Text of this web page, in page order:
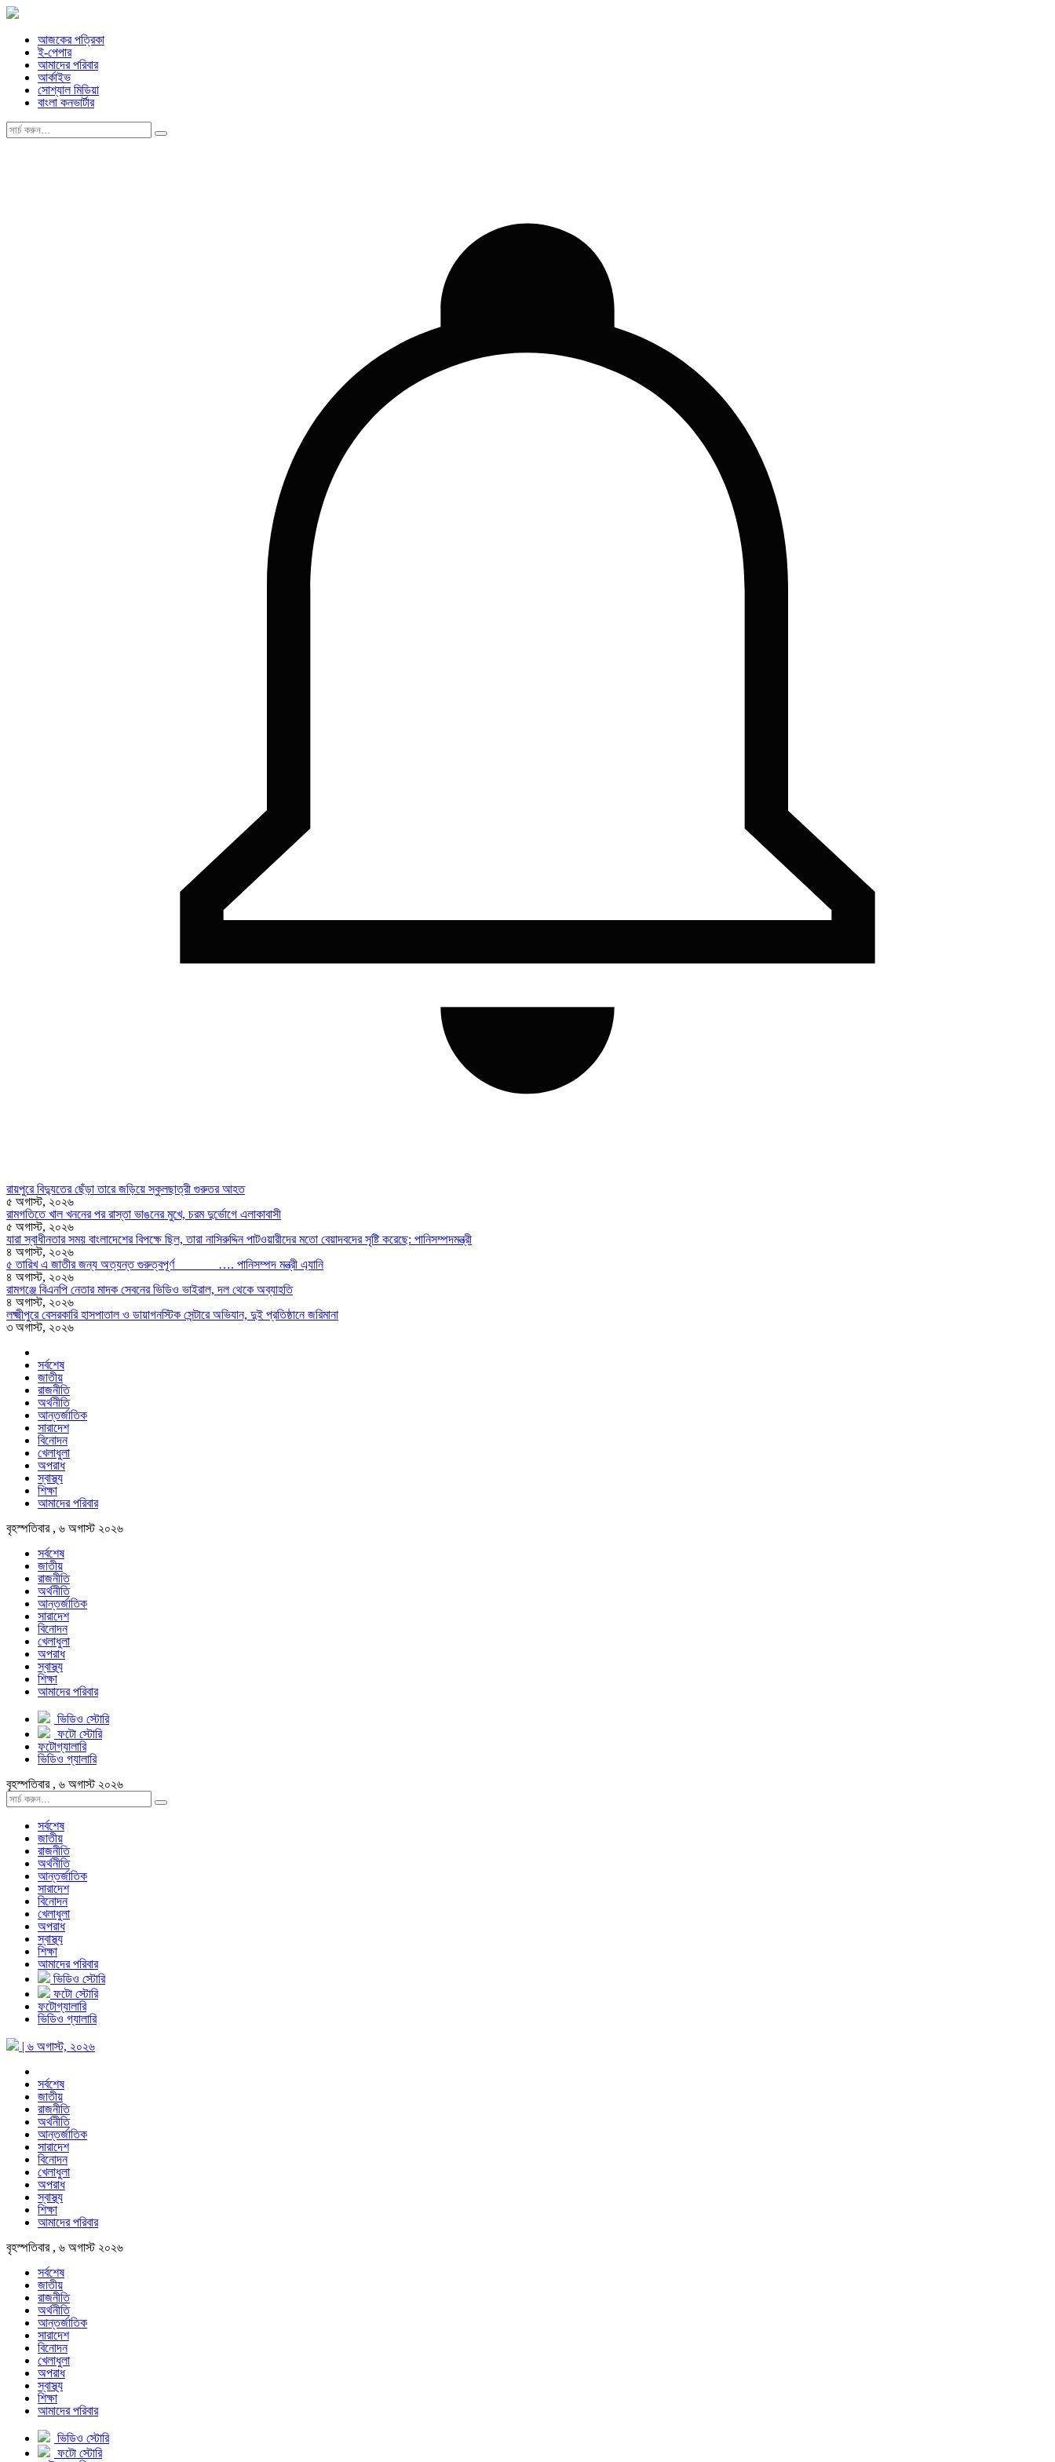
আজকের পত্রিকা
ই-পেপার
আমাদের পরিবার
আর্কাইভ
সোশ্যাল মিডিয়া
বাংলা কনভার্টার
রায়পুরে বিদ্যুতের ছেঁড়া তারে জড়িয়ে স্কুলছাত্রী গুরুতর আহত
৫ অগাস্ট, ২০২৬
রামগতিতে খাল খননের পর রাস্তা ভাঙনের মুখে, চরম দুর্ভোগে এলাকাবাসী
৫ অগাস্ট, ২০২৬
যারা স্বাধীনতার সময় বাংলাদেশের বিপক্ষে ছিল, তারা নাসিরুদ্দিন পাটওয়ারীদের মতো বেয়াদবদের সৃষ্টি করেছে: পানিসম্পদমন্ত্রী
৪ অগাস্ট, ২০২৬
৫ তারিখ এ জাতীর জন্য অত্যন্ত গুরুত্বপূর্ণ …. পানিসম্পদ মন্ত্রী এ্যানি
৪ অগাস্ট, ২০২৬
রামগঞ্জে বিএনপি নেতার মাদক সেবনের ভিডিও ভাইরাল, দল থেকে অব্যাহতি
৪ অগাস্ট, ২০২৬
লক্ষ্মীপুরে বেসরকারি হাসপাতাল ও ডায়াগনস্টিক সেন্টারে অভিযান, দুই প্রতিষ্ঠানে জরিমানা
৩ অগাস্ট, ২০২৬
সর্বশেষ
জাতীয়
রাজনীতি
অর্থনীতি
আন্তর্জাতিক
সারাদেশ
বিনোদন
খেলাধুলা
অপরাধ
স্বাস্থ্য
শিক্ষা
আমাদের পরিবার
বৃহস্পতিবার , ৬ অগাস্ট ২০২৬
সর্বশেষ
জাতীয়
রাজনীতি
অর্থনীতি
আন্তর্জাতিক
সারাদেশ
বিনোদন
খেলাধুলা
অপরাধ
স্বাস্থ্য
শিক্ষা
আমাদের পরিবার
ভিডিও স্টোরি
ফটো স্টোরি
ফটোগ্যালারি
ভিডিও গ্যালারি
বৃহস্পতিবার , ৬ অগাস্ট ২০২৬
সর্বশেষ
জাতীয়
রাজনীতি
অর্থনীতি
আন্তর্জাতিক
সারাদেশ
বিনোদন
খেলাধুলা
অপরাধ
স্বাস্থ্য
শিক্ষা
আমাদের পরিবার
ভিডিও স্টোরি
ফটো স্টোরি
ফটোগ্যালারি
ভিডিও গ্যালারি
| ৬ অগাস্ট, ২০২৬
সর্বশেষ
জাতীয়
রাজনীতি
অর্থনীতি
আন্তর্জাতিক
সারাদেশ
বিনোদন
খেলাধুলা
অপরাধ
স্বাস্থ্য
শিক্ষা
আমাদের পরিবার
বৃহস্পতিবার , ৬ অগাস্ট ২০২৬
সর্বশেষ
জাতীয়
রাজনীতি
অর্থনীতি
আন্তর্জাতিক
সারাদেশ
বিনোদন
খেলাধুলা
অপরাধ
স্বাস্থ্য
শিক্ষা
আমাদের পরিবার
ভিডিও স্টোরি
ফটো স্টোরি